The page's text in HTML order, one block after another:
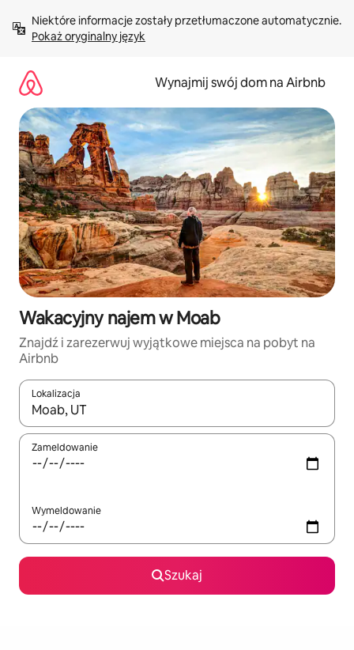
treści Pokaż oryginalny język
Wynajmij swój dom na Airbnb
Wakacyjny najem w Moab
Znajdź i zarezerwuj wyjątkowe miejsca na pobyt na
Airbnb
Lokalizacja
Gdy wyniki będą dostępne, możesz poruszać się po nich za
Zameldowanie
Wymeldowanie
Szukaj